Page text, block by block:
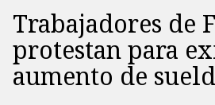
Trabajadores de
protestan para
aumento de